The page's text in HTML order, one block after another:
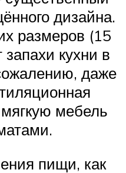
дизайна.
размеров (15
запахи кухни в
даже
мебель
пищи, как